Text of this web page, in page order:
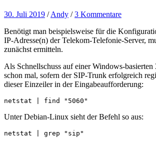
30. Juli 2019 /Andy /3 Kommentare
Benötigt man beispielsweise für die
IP-Adresse(n) der Telekom-Telefonie-Server,
zunächst ermitteln.
Als Schnellschuss auf einer Windows-
schon mal, sofern der SIP-Trunk erfolgreich
dieser Einzeiler in der Eingabeaufforderung:
netstat | find "5060"
Unter Debian-Linux sieht der Befehl so aus:
netstat | grep "sip"